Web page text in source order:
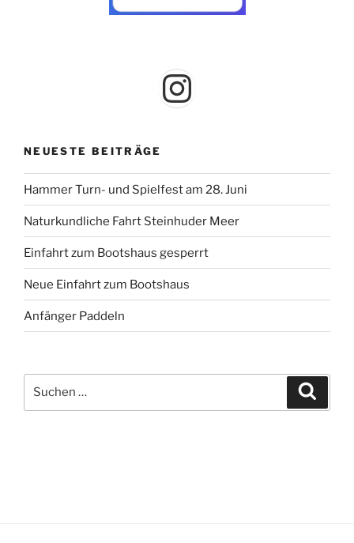
Instagram
NEUESTE BEITRÄGE
Hammer Turn- und Spielfest am 28. Juni
Naturkundliche Fahrt Steinhuder Meer
Einfahrt zum Bootshaus gesperrt
Neue Einfahrt zum Bootshaus
Anfänger Paddeln
nach: